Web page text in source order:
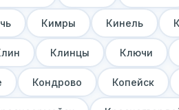
Кимры Кинель
Клинцы Ключи
Кондрово Копейск